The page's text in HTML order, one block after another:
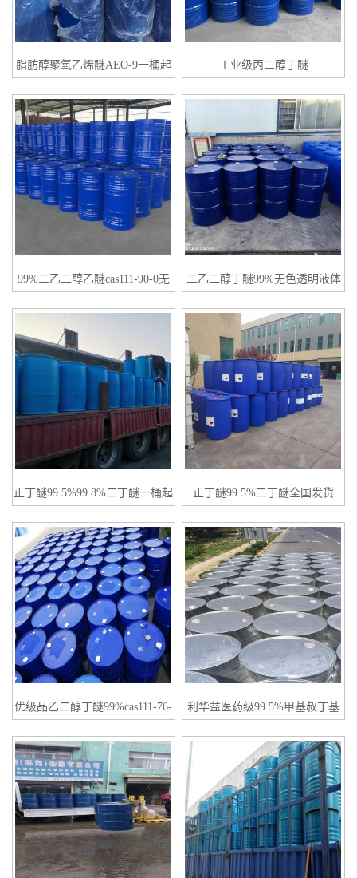
脂肪醇聚氧乙烯醚AEO-9一桶起
工业级丙二醇丁醚
99%二乙二醇乙醚cas111-90-0无
二乙二醇丁醚99%无色透明液体
正丁醚99.5%99.8%二丁醚一桶起
正丁醚99.5%二丁醚全国发货
优级品乙二醇丁醚99%cas111-76-
利华益医药级99.5%甲基叔丁基